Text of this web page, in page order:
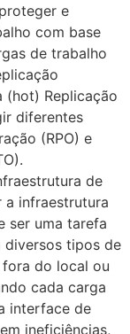
e
com base
de trabalho
(hot) Replicação
diferentes
(RPO) e
de
a infraestrutura
ser uma tarefa
diversos tipos de
do local ou
cada carga
interface de
ineficiências,